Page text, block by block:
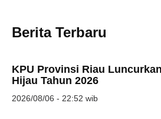
Berita Terbaru
KPU Provinsi Riau
Hijau Tahun 2026
2026/08/06 - 22:52 wib